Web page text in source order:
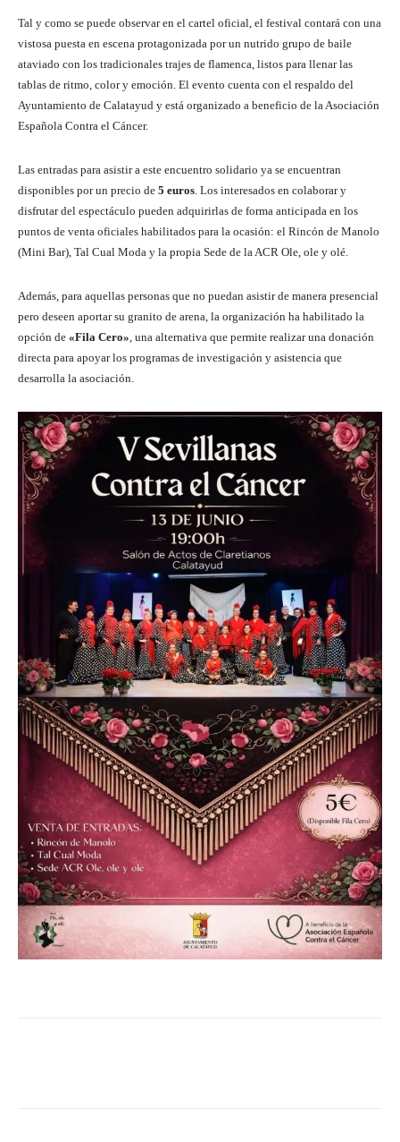
Tal y como se puede observar en el cartel oficial, el festival contará con una
vistosa puesta en escena protagonizada por un nutrido grupo de baile
ataviado con los tradicionales trajes de flamenca, listos para llenar las
tablas de ritmo, color y emoción. El evento cuenta con el respaldo del
Ayuntamiento de Calatayud y está organizado a beneficio de la Asociación
Española Contra el Cáncer.
Las entradas para asistir a este encuentro solidario ya se encuentran
disponibles por un precio de 5 euros. Los interesados en colaborar y
disfrutar del espectáculo pueden adquirirlas de forma anticipada en los
puntos de venta oficiales habilitados para la ocasión: el Rincón de Manolo
(Mini Bar), Tal Cual Moda y la propia Sede de la ACR Ole, ole y olé.
Además, para aquellas personas que no puedan asistir de manera presencial
pero deseen aportar su granito de arena, la organización ha habilitado la
opción de «Fila Cero», una alternativa que permite realizar una donación
directa para apoyar los programas de investigación y asistencia que
desarrolla la asociación.